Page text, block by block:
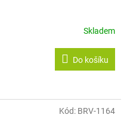
Skladem
Do košíku
Kód: BRV-1164